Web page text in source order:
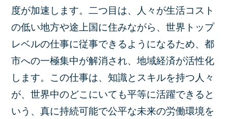
度が加速します。二つ目は、人々が生活コスト
の低い地方や途上国に住みながら、世界トップ
レベルの仕事に従事できるようになるため、都
市への一極集中が解消され、地域経済が活性化
します。この仕事は、知識とスキルを持つ人々
が、世界中のどこにいても平等に活躍できると
いう、真に持続可能で公平な未来の労働環境を